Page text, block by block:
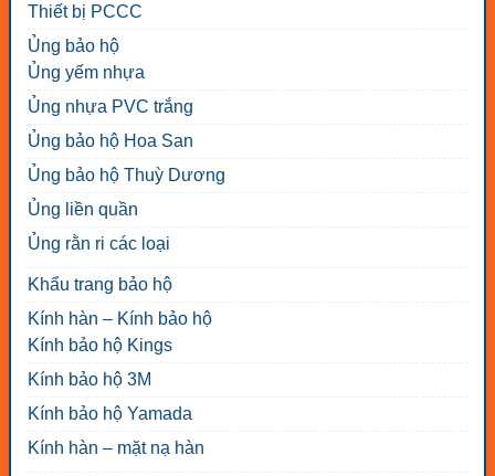
Thiết bị PCCC
Ủng bảo hộ
Ủng yếm nhựa
Ủng nhựa PVC trắng
Ủng bảo hộ Hoa San
Ủng bảo hộ Thuỳ Dương
Ủng liền quần
Ủng rằn ri các loại
Khẩu trang bảo hộ
Kính hàn – Kính bảo hộ
Kính bảo hộ Kings
Kính bảo hộ 3M
Kính bảo hộ Yamada
Kính hàn – mặt nạ hàn